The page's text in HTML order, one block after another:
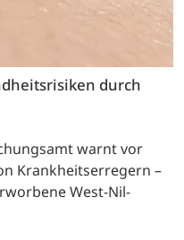
durch
warnt vor
Krankheitserregern –
West-Nil-